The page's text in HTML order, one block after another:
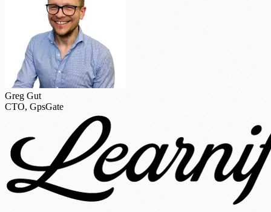
Greg Gut
CTO, GpsGate